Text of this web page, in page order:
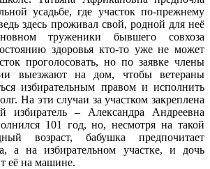
усадьбе, где участок по-прежнему
здесь проживал свой, родной для неё
труженики бывшего совхоза
здоровья кто-то уже не может
проголосовать, но по заявке члены
выезжают на дом, чтобы ветераны
избирательным правом и исполнить
На эти случаи за участком закреплена
избиратель – Александра Андреевна
101 год, но, несмотря на такой
возраст, бабушка предпочитает
а на избирательном участке, и дочь
её на машине.